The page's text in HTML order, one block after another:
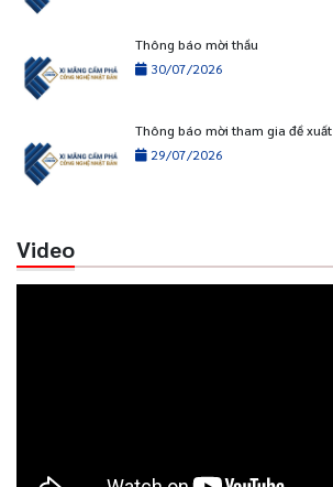
Thông báo mời thầu
30/07/2026
Thông báo mời tham gia đề xuất
29/07/2026
Video